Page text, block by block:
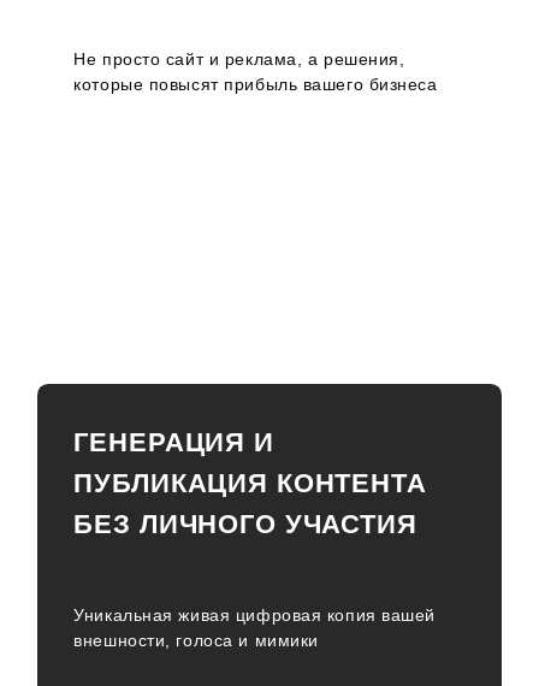
Не просто сайт и реклама, а решения,
которые повысят прибыль вашего бизнеса
ГЕНЕРАЦИЯ И
ПУБЛИКАЦИЯ КОНТЕНТА
БЕЗ ЛИЧНОГО УЧАСТИЯ
Уникальная живая цифровая копия вашей
внешности, голоса и мимики